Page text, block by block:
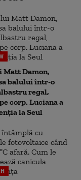
Matt Damon,
balului într-o
regal,
corp. Luciana a
la Seul